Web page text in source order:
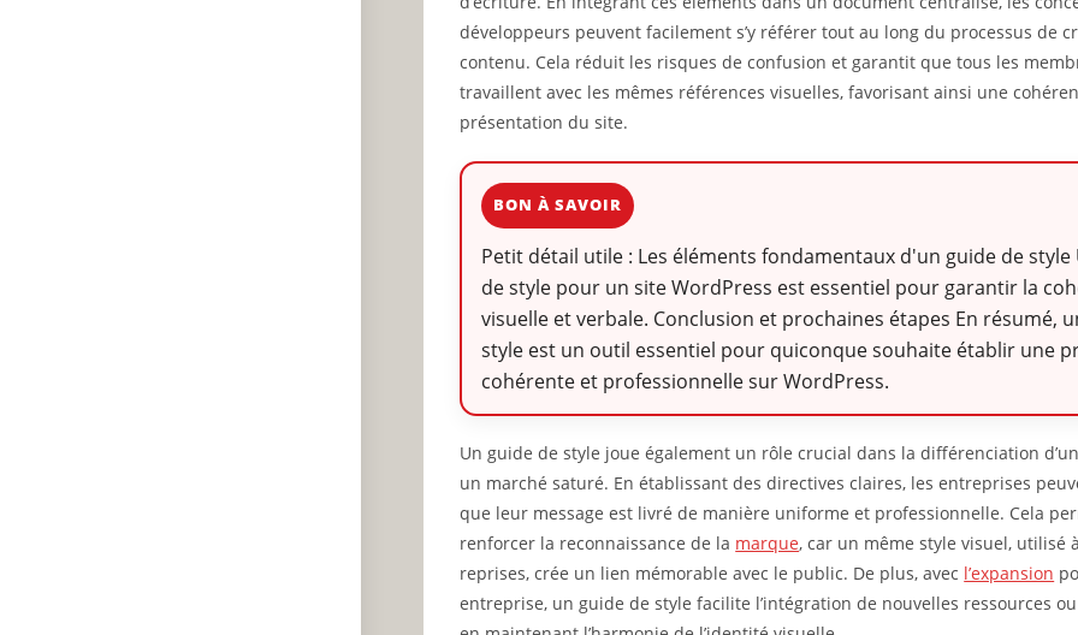
développeurs peuvent facilement s’y référer tout au long du processus de
contenu. Cela réduit les risques de confusion et garantit que tous les
travaillent avec les mêmes références visuelles, favorisant ainsi une
présentation du site.
BON À SAVOIR
Petit détail utile : Les éléments fondamentaux d'un guide de style
de style pour un site WordPress est essentiel pour garantir la
visuelle et verbale. Conclusion et prochaines étapes En résumé,
style est un outil essentiel pour quiconque souhaite établir une
cohérente et professionnelle sur WordPress.
Un guide de style joue également un rôle crucial dans la différenciation
un marché saturé. En établissant des directives claires, les entreprises
que leur message est livré de manière uniforme et professionnelle. Cela
renforcer la reconnaissance de la marque, car un même style visuel, utilisé
reprises, crée un lien mémorable avec le public. De plus, avec l’expansion
entreprise, un guide de style facilite l’intégration de nouvelles ressources